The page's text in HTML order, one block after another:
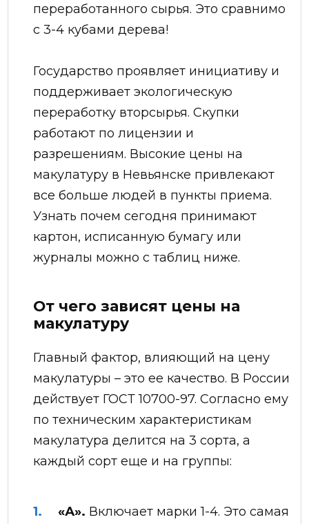
переработанного сырья. Это сравнимо
с 3-4 кубами дерева!
Государство проявляет инициативу и
поддерживает экологическую
переработку вторсырья. Скупки
работают по лицензии и
разрешениям. Высокие цены на
макулатуру в Невьянске привлекают
все больше людей в пункты приема.
Узнать почем сегодня принимают
картон, исписанную бумагу или
журналы можно с таблиц ниже.
От чего зависят цены на
макулатуру
Главный фактор, влияющий на цену
макулатуры – это ее качество. В России
действует ГОСТ 10700-97. Согласно ему
по техническим характеристикам
макулатура делится на 3 сорта, а
каждый сорт еще и на группы:
«А». Включает марки 1-4. Это самая